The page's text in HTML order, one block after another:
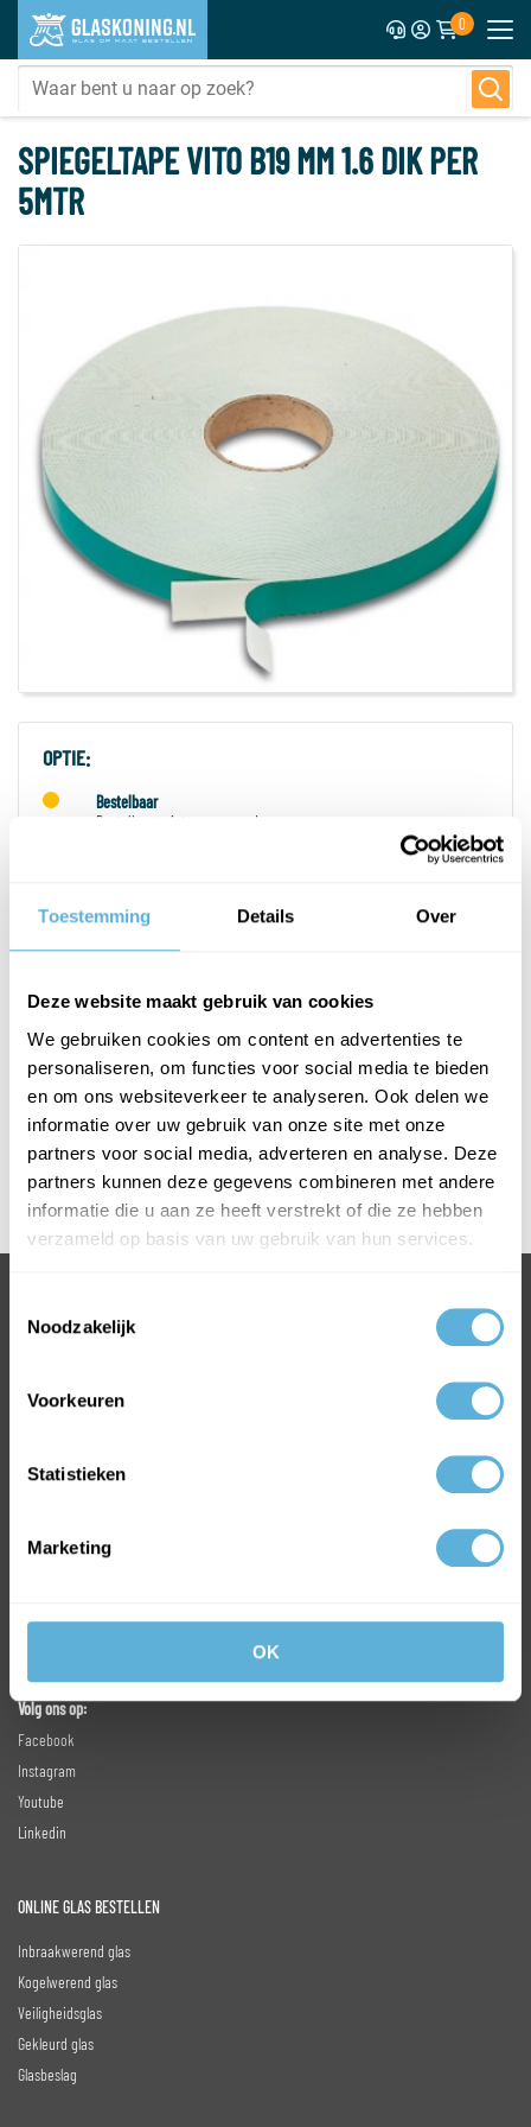
Toestemming Details Over
Deze website maakt gebruik van cookies
We gebruiken cookies om content en advertenties te
personaliseren, om functies voor social media te bieden
en om ons websiteverkeer te analyseren. Ook delen we
informatie over uw gebruik van onze site met onze
partners voor social media, adverteren en analyse. Deze
partners kunnen deze gegevens combineren met andere
informatie die u aan ze heeft verstrekt of die ze hebben
verzameld op basis van uw gebruik van hun services.
Noodzakelijk
Voorkeuren
Statistieken
Marketing
OK
0
SPIEGELTAPE VITO B19 MM 1.6 DIK PER
5MTR
OPTIE:
Bestelbaar
Bestelbaar, niet op voorraad
Prijs exclusief btw € 4,89
Prijs inclusief btw
PLAATS IN WINKELWAGEN
PRODUCTOMSCHRIJVING
BEL 0318 763 900
VOOR INFORMATIE OF VRAGEN
MEEST VERKOCHTE GLAS
Gehard glas
Volg ons op:
Facebook
Instagram
Youtube
Linkedin
ONLINE GLAS BESTELLEN
Inbraakwerend glas
Kogelwerend glas
Veiligheidsglas
Gekleurd glas
Glasbeslag